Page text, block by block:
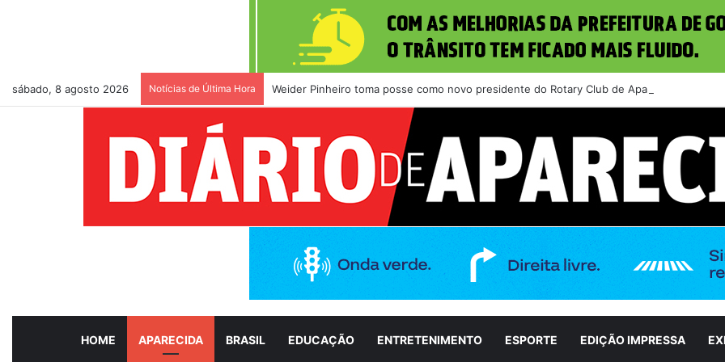
sábado, 8 agosto 2026 Notícias de Última Hora Weider Pinheiro toma posse como novo presidente do Rotary Club de Aparecida de
HOME APARECIDA BRASIL EDUCAÇÃO ENTRETENIMENTO ESPORTE EDIÇÃO IMPRESSA